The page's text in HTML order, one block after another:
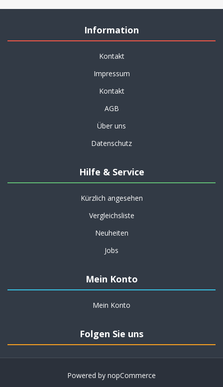
Information
Kontakt
Impressum
Kontakt
AGB
Über uns
Datenschutz
Hilfe & Service
Kürzlich angesehen
Vergleichsliste
Neuheiten
Jobs
Mein Konto
Mein Konto
Folgen Sie uns
Powered by nopCommerce